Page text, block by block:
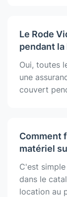
Le Rode
pendant la
Oui, toutes
une
couvert
Comment
matériel
C'est
dans le
location au